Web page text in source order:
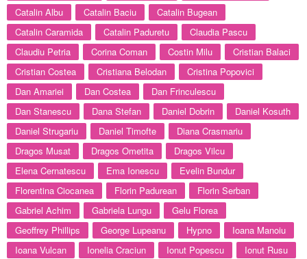
Catalin Albu
Catalin Baciu
Catalin Bugean
Catalin Caramida
Catalin Paduretu
Claudia Pascu
Claudiu Petria
Corina Coman Costin Milu
Cristian Balaci
Cristian Costea
Cristiana Belodan
Cristina Popovici
Dan Amariei
Dan Costea
Dan Frinculescu
Dan Stanescu
Dana Stefan Daniel Dobrin
Daniel Kosuth
Daniel Strugariu
Daniel Timofte
Diana Crasmariu
Dragos Musat
Dragos Ometita
Dragos Vilcu
Elena Cernatescu
Ema Ionescu
Evelin Bundur
Florentina Ciocanea
Florin Padurean
Florin Serban
Gabriel Achim
Gabriela Lungu
Gelu Florea
Geoffrey Phillips
George Lupeanu Hypno
Ioana Manoiu
Ioana Vulcan
Ionelia Craciun Ionut Popescu
Ionut Rusu